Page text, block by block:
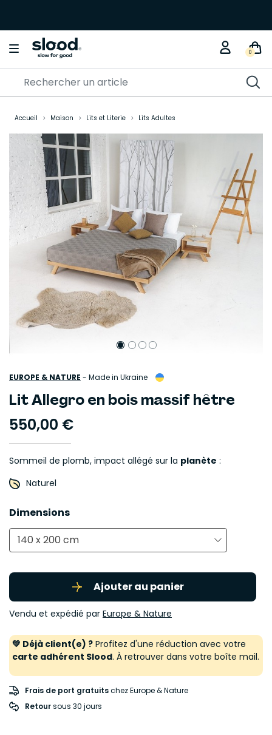
0
Accueil Maison Lits et Literie Lits Adultes
EUROPE & NATURE - Made in Ukraine
Lit Allegro en bois massif hêtre
550,00 €
Sommeil de plomb, impact allégé sur la planète :
Naturel
Dimensions
140 x 200 cm
Ajouter au panier
Vendu et expédié par Europe & Nature
💚 Déjà client(e) ? Profitez d'une réduction avec votre
carte adhérent Slood. À retrouver dans votre boîte mail.
Frais de port gratuitschez Europe & Nature
Retour sous 30 jours